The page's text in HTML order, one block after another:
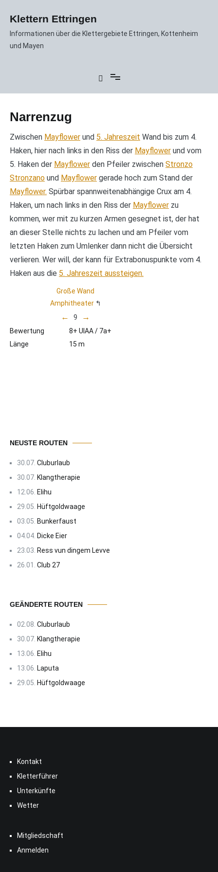
Inhalt
springen
Klettern Ettringen
Informationen über die Klettergebiete Ettringen, Kottenheim
und Mayen
Narrenzug
Zwischen Mayflower und 5. Jahreszeit Wand bis zum 4.
Haken, hier nach links in den Riss der Mayflower und vom
5. Haken der Mayflower den Pfeiler zwischen Stronzo
Stronzano und Mayflower gerade hoch zum Stand der
Mayflower. Spürbar spannweitenabhängige Crux am 4.
Haken, um nach links in den Riss der Mayflower zu
kommen, wer mit zu kurzen Armen gesegnet ist, der hat
an dieser Stelle nichts zu lachen und am Pfeiler vom
letzten Haken zum Umlenker dann nicht die Übersicht
verlieren. Wer will, der kann für Extrabonuspunkte vom 4.
Haken aus die 5. Jahreszeit aussteigen.
Große Wand
Amphitheater
← 9 →
Bewertung
8+ UIAA / 7a+
Länge
15 m
NEUSTE ROUTEN
30.07. Cluburlaub
30.07. Klangtherapie
12.06. Elihu
29.05. Hüftgoldwaage
03.05. Bunkerfaust
04.04. Dicke Eier
23.03. Ress vun dingem Levve
26.01. Club 27
GEÄNDERTE ROUTEN
02.08. Cluburlaub
30.07. Klangtherapie
13.06. Elihu
13.06. Laputa
29.05. Hüftgoldwaage
Kontakt
Kletterführer
Unterkünfte
Wetter
Mitgliedschaft
Anmelden